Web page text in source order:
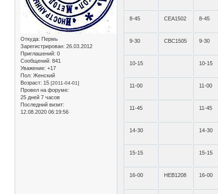
Откуда: Пермь
Зарегистрирован: 26.03.2012
Приглашений: 0
Сообщений: 841
Уважение: +17
Пол: Женский
Возраст: 15 [2011-04-01]
Провел на форуме:
25 дней 7 часов
Последний визит:
12.08.2020 06:19:56
8-45 СЕА1502 8-45
9-30 СВС1505 9-30
10-15 10-15
11-00 11-00
11-45 11-45
14-30 14-30
15-15 15-15
16-00 НЕВ1208 16-00